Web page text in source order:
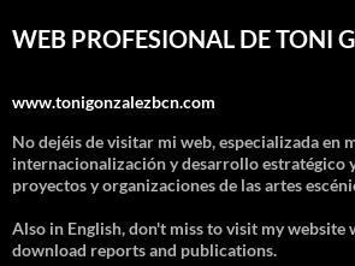
WEB PROFESIONAL DE TONI
www.tonigonzalezbcn.com
No dejéis de visitar mi web, especializada en
internacionalización y desarrollo estratégico
proyectos y organizaciones de las artes
Also in English, don't miss to visit my website
download reports and publications.